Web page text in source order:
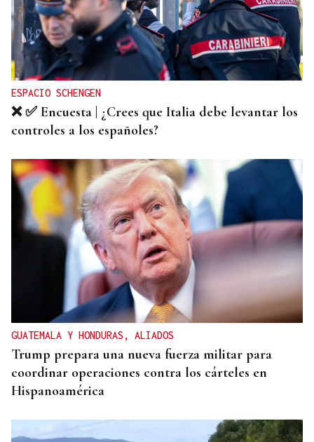
QUEN CHO DIXO
¿Sabe usted que la reina Letizia hizo un guiño a
Ourense en la final del Mundial?
ESPACIO SCHENGEN
❌ ✅ Encuesta | ¿Crees que Italia debe levantar los
controles a los españoles?
GUATEMALA Y HONDURAS, ALIADOS
Trump prepara una nueva fuerza militar para
coordinar operaciones contra los cárteles en
Hispanoamérica